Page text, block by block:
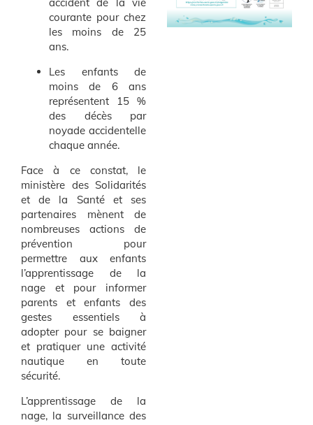
courante pour chez
les moins de 25
ans.
Les enfants de
moins de 6 ans
représentent 15 %
des décès par
noyade accidentelle
chaque année.
Face à ce constat, le
ministère des Solidarités
et de la Santé et ses
partenaires mènent de
nombreuses actions de
prévention pour
permettre aux enfants
l’apprentissage de la
nage et pour informer
parents et enfants des
gestes essentiels à
adopter pour se baigner
et pratiquer une activité
nautique en toute
sécurité.
L’apprentissage de la
nage, la surveillance des